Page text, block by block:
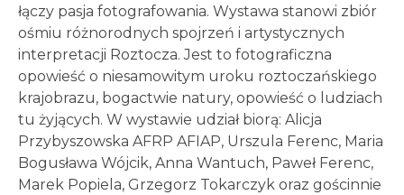
łączy pasja fotografowania. Wystawa stanowi zbiór
ośmiu różnorodnych spojrzeń i artystycznych
interpretacji Roztocza. Jest to fotograficzna
opowieść o niesamowitym uroku roztoczańskiego
krajobrazu, bogactwie natury, opowieść o ludziach
tu żyjących. W wystawie udział biorą: Alicja
Przybyszowska AFRP AFIAP, Urszula Ferenc, Maria
Bogusława Wójcik, Anna Wantuch, Paweł Ferenc,
Marek Popiela, Grzegorz Tokarczyk oraz gościnnie